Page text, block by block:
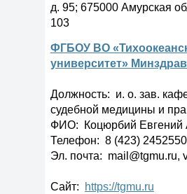
д. 95; 675000 Амурская
103
ФГБОУ ВО
университет»
Должность: и. о. зав.
судебной медицины и
ФИО: Коцюрбий Евгений
Телефон: 8 (423)
Эл. почта: mail@tgmu.ru,
Сайт: https://tgmu.ru